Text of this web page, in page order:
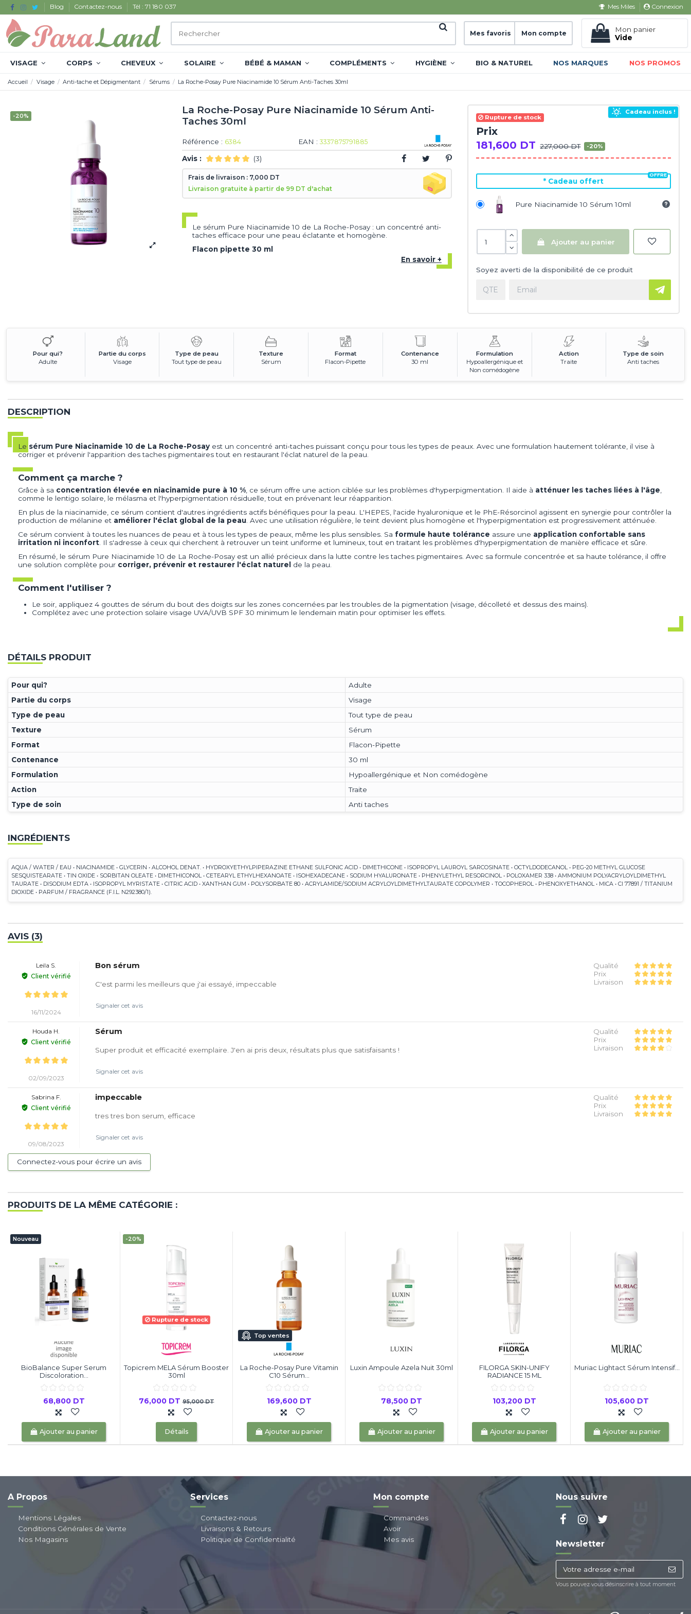
Blog Contactez-nous Tél : 71 180 037 Mes Miles Connexion
Mes favoris Mon compte
Mon panier
Vide
VISAGE CORPS CHEVEUX SOLAIRE BÉBÉ & MAMAN COMPLÉMENTS HYGIÈNE BIO & NATUREL NOS MARQUES NOS PROMOS
Accueil Visage Anti-tache et Dépigmentant Sérums La Roche-Posay Pure Niacinamide 10 Sérum Anti-Taches 30ml
-20%
La Roche-Posay Pure Niacinamide 10 Sérum Anti-
Taches 30ml
Référence : 6384 EAN : 3337875791885
Avis : (3)
Frais de livraison : 7,000 DT
Livraison gratuite à partir de 99 DT d'achat
Le sérum Pure Niacinamide 10 de La Roche-Posay : un concentré anti-
taches efficace pour une peau éclatante et homogène.
Flacon pipette 30 ml
En savoir +
Rupture de stock
Prix
181,600 DT 227,000 DT -20%
Cadeau inclus !
* Cadeau offert
Pure Niacinamide 10 Sérum 10ml
Ajouter au panier
Soyez averti de la disponibilité de ce produit
Pour qui?
Adulte
Partie du corps
Visage
Type de peau
Tout type de peau
Texture
Sérum
Format
Flacon-Pipette
Contenance
30 ml
Formulation
Hypoallergénique et
Non comédogène
Action
Traite
Type de soin
Anti taches
DESCRIPTION
Le sérum Pure Niacinamide 10 de La Roche-Posay est un concentré anti-taches puissant conçu pour tous les types de peaux. Avec une formulation hautement tolérante, il vise à
corriger et prévenir l'apparition des taches pigmentaires tout en restaurant l'éclat naturel de la peau.
Comment ça marche ?
Grâce à sa concentration élevée en niacinamide pure à 10 %, ce sérum offre une action ciblée sur les problèmes d'hyperpigmentation. Il aide à atténuer les taches liées à l'âge,
comme le lentigo solaire, le mélasma et l'hyperpigmentation résiduelle, tout en prévenant leur réapparition.
En plus de la niacinamide, ce sérum contient d'autres ingrédients actifs bénéfiques pour la peau. L'HEPES, l'acide hyaluronique et le PhE-Résorcinol agissent en synergie pour contrôler la
production de mélanine et améliorer l'éclat global de la peau. Avec une utilisation régulière, le teint devient plus homogène et l'hyperpigmentation est progressivement atténuée.
Ce sérum convient à toutes les nuances de peau et à tous les types de peaux, même les plus sensibles. Sa formule haute tolérance assure une application confortable sans
irritation ni inconfort . Il s'adresse à ceux qui cherchent à retrouver un teint uniforme et lumineux, tout en traitant les problèmes d'hyperpigmentation de manière efficace et sûre.
En résumé, le sérum Pure Niacinamide 10 de La Roche-Posay est un allié précieux dans la lutte contre les taches pigmentaires. Avec sa formule concentrée et sa haute tolérance, il offre
une solution complète pour corriger, prévenir et restaurer l'éclat naturel de la peau.
Comment l'utiliser ?
Le soir, appliquez 4 gouttes de sérum du bout des doigts sur les zones concernées par les troubles de la pigmentation (visage, décolleté et dessus des mains).
Complétez avec une protection solaire visage UVA/UVB SPF 30 minimum le lendemain matin pour optimiser les effets.
DÉTAILS PRODUIT
Pour qui?
Adulte
Partie du corps
Visage
Type de peau
Tout type de peau
Texture
Sérum
Format
Flacon-Pipette
Contenance
30 ml
Formulation
Hypoallergénique et Non comédogène
Action
Traite
Type de soin
Anti taches
INGRÉDIENTS
AQUA / WATER / EAU • NIACINAMIDE • GLYCERIN • ALCOHOL DENAT. • HYDROXYETHYLPIPERAZINE ETHANE SULFONIC ACID • DIMETHICONE • ISOPROPYL LAUROYL SARCOSINATE • OCTYLDODECANOL • PEG-20 METHYL GLUCOSE
SESQUISTEARATE • TIN OXIDE • SORBITAN OLEATE • DIMETHICONOL • CETEARYL ETHYLHEXANOATE • ISOHEXADECANE • SODIUM HYALURONATE • PHENYLETHYL RESORCINOL • POLOXAMER 338 • AMMONIUM POLYACRYLOYLDIMETHYL
TAURATE • DISODIUM EDTA • ISOPROPYL MYRISTATE • CITRIC ACID • XANTHAN GUM • POLYSORBATE 80 • ACRYLAMIDE/SODIUM ACRYLOYLDIMETHYLTAURATE COPOLYMER • TOCOPHEROL • PHENOXYETHANOL • MICA • CI 77891 / TITANIUM
DIOXIDE • PARFUM / FRAGRANCE (F.I.L. N292380/1).
AVIS (3)
Leila S.
Client vérifié
16/11/2024
Bon sérum
C'est parmi les meilleurs que j'ai essayé, impeccable
Qualité
Prix
Livraison
Signaler cet avis
Houda H.
Client vérifié
02/09/2023
Sérum
Super produit et efficacité exemplaire. J'en ai pris deux, résultats plus que satisfaisants !
Qualité
Prix
Livraison
Signaler cet avis
Sabrina F.
Client vérifié
09/08/2023
impeccable
tres tres bon serum, efficace
Qualité
Prix
Livraison
Signaler cet avis
Connectez-vous pour écrire un avis
PRODUITS DE LA MÊME CATÉGORIE :
Nouveau
BioBalance Super Serum
Discoloration...
68,800 DT
Ajouter au panier
-20%
Rupture de stock
Topicrem MELA Sérum Booster
30ml
76,000 DT95,000 DT
Détails
Top ventes
La Roche-Posay Pure Vitamin
C10 Sérum...
169,600 DT
Ajouter au panier
Luxin Ampoule Azela Nuit 30ml
78,500 DT
Ajouter au panier
FILORGA SKIN-UNIFY
RADIANCE 15 ML
103,200 DT
Ajouter au panier
Muriac Lightact Sérum Intensif...
105,600 DT
Ajouter au panier
A Propos
Mentions Légales
Conditions Générales de Vente
Nos Magasins
Services
Contactez-nous
Livraisons & Retours
Politique de Confidentialité
Mon compte
Commandes
Avoir
Mes avis
Nous suivre
Newsletter
Vous pouvez vous désinscrire à tout moment